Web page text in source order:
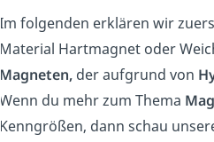
Im folgenden erklären wir
Material Hartmagnet oder
Magneten, der aufgrund von
Wenn du mehr zum Thema
Kenngrößen, dann schau